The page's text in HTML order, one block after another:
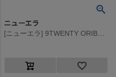
ニューエラ